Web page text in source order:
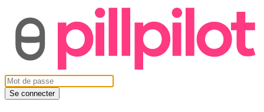
Se connecter